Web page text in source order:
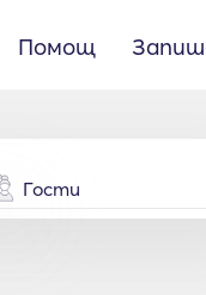
Помощ
Гости